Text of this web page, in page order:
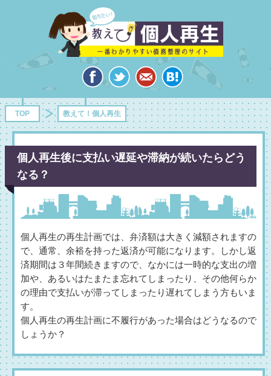
TOP 教えて！個人再生
個人再生後に支払い遅延や滞納が続いたらどう
なる？
個人再生の再生計画では、弁済額は大きく減額されますの
で、通常、余裕を持った返済が可能になります。しかし返
済期間は３年間続きますので、なかには一時的な支出の増
加や、あるいはたまたま忘れてしまったり、その他何らか
の理由で支払いが滞ってしまったり遅れてしまう方もいま
す。
個人再生の再生計画に不履行があった場合はどうなるので
しょうか？